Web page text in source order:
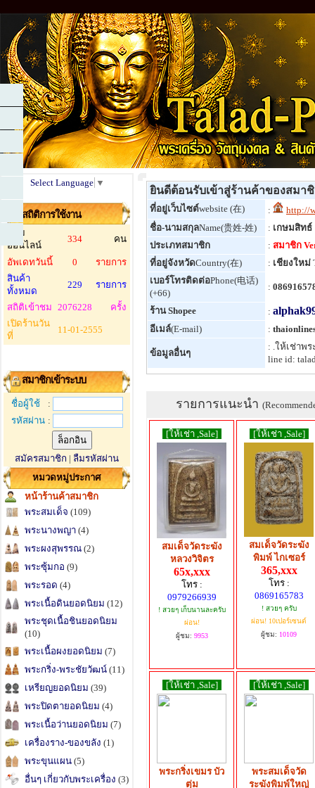
Select Language ▼
สถิติการใช้งาน
ผู้ชม
ออนไลน์
334 คน
อัพเดทวันนี้ 0
รายการ
สินค้า
ทั้งหมด
229 รายการ
สถิติเข้าชม 2076228
ครั้ง
เปิดร้านวัน
ที่
11-01-2555
สมาชิกเข้าระบบ
ชื่อผู้ใช้
:
รหัสผ่าน :
สมัครสมาชิก | ลืมรหัสผ่าน
หมวดหมู่ประกาศ
หน้าร้านค้าสมาชิก
พระสมเด็จ (109)
พระนางพญา (4)
พระผงสุพรรณ (2)
พระซุ้มกอ (9)
พระรอด (4)
พระเนื้อดินยอดนิยม (12)
พระชุดเนื้อชินยอดนิยม
(10)
พระเนื้อผงยอดนิยม (7)
พระกริ่ง-พระชัยวัฒน์ (11)
เหรียญยอดนิยม (39)
พระปิดตายอดนิยม (4)
พระเนื้อว่านยอดนิยม (7)
เครื่องราง-ของขลัง (1)
พระขุนแผน (5)
อื่นๆ เกี่ยวกับพระเครื่อง (3)
ยินดีต้อนรับเข้าสู่ร้านค้าของสมา
ที่อยู่เว็บไซต์website (在) :
http://
ชื่อ-นามสกุลName(贵姓-姓) : เกษมสิทธ์
ประเภทสมาชิก
: สมาชิก
ที่อยู่จังหวัดCountry(在) : เชียงใหม่
เบอร์โทรติดต่อPhone(电话)
(+66)
:
ร้าน Shopee :
อีเมล์(E-mail) :
ข้อมูลอื่นๆ
: .ให้เช่าพ
line id:
รายการแนะนำ
[ให้เช่า ,Sale]
สมเด็จวัดระฆัง
หลวงวิจิตร
65x,xxx
โทร :
0979266939
! สวยๆ เก็บนานละครับ
ผ่อน!
ผู้ชม: 9953
[ให้เช่า ,Sale]
สมเด็จวัดระฆัง
พิมพ์ ไกเซอร์
365,xxx
โทร :
0869165783
! สวยๆ ครับ
ผ่อน! 10เปอร์เซนต์
ผู้ชม: 10109
[ให้เช่า ,Sale]
พระกริ่งเขมร บัว
ตุ่ม
[ให้เช่า ,Sale]
พระสมเด็จวัด
ระฆังพิมพ์ใหญ่